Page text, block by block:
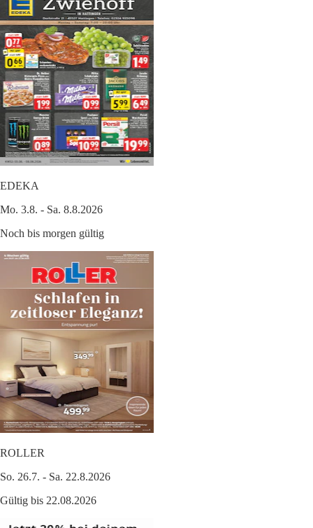
EDEKA
Mo. 3.8. - Sa. 8.8.2026
Noch bis morgen gültig
ROLLER
So. 26.7. - Sa. 22.8.2026
Gültig bis 22.08.2026